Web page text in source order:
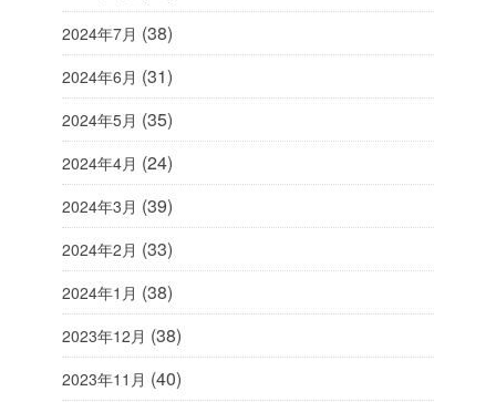
2024年7月 (38)
2024年6月 (31)
2024年5月 (35)
2024年4月 (24)
2024年3月 (39)
2024年2月 (33)
2024年1月 (38)
2023年12月 (38)
2023年11月 (40)